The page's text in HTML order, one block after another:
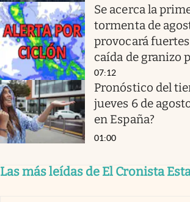
Se acerca la
tormenta de
provocará
caída de granizo
07:12
Pronóstico del
jueves 6 de
en España?
01:00
Las más leídas de El Cronista